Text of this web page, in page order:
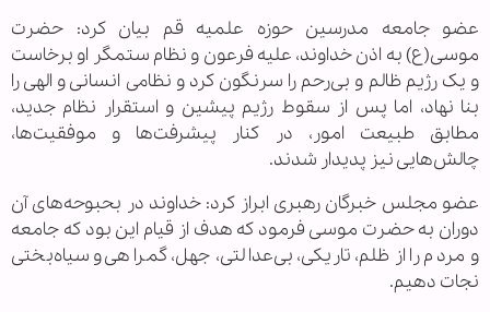
عضو جامعه مدرسین حوزه علمیه قم بیان کرد: حضرت
موسی(ع) به اذن خداوند، علیه فرعون و نظام ستمگر او برخاست
و یک رژیم ظالم و بی‌رحم را سرنگون کرد و نظامی انسانی و الهی را
بنا نهاد، اما پس از سقوط رژیم پیشین و استقرار نظام جدید،
مطابق طبیعت امور، در کنار پیشرفت‌ها و موفقیت‌ها،
چالش‌هایی نیز پدیدار شدند.
عضو مجلس خبرگان رهبری ابراز کرد: خداوند در بحبوحه‌های آن
دوران به حضرت موسی فرمود که هدف از قیام این بود که جامعه
و مردم را از ظلم، تاریکی، بی‌عدالتی، جهل، گمراهی و سیاه‌بختی
نجات دهیم.